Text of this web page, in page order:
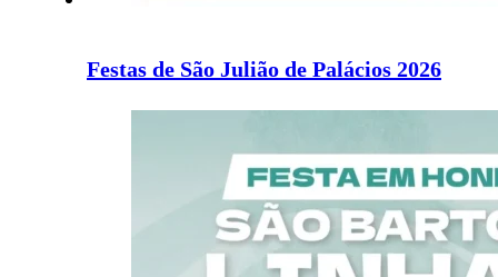
Festas de São Julião de Palácios 2026